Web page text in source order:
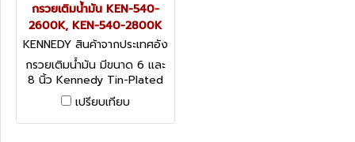
กรวยเติมน้ำมัน KEN-540-
2600K, KEN-540-2800K
KENNEDY สินค้าจากประเทศอัง
กฤษ KEN-540-2600K
กรวยเติมน้ำมัน มีขนาด 6 และ
8 นิ้ว Kennedy Tin-Plated
Industrial Quality Funnels
เปรียบเทียบ